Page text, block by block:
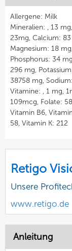
Allergene: Milk
Mineralien: , 13
23mg, Calcium:
Magnesium: 18
Phosphorus: 34
296 mg,
38758 mg,
Vitamine: , 1 mg,
109mcg, Folate:
Vitamin B6,
58, Vitamin K: 212
Retigo
Unsere
www.retigo.de
Anleitung